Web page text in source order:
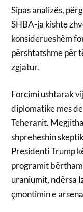
Sipas analizës,
SHBA-ja kishte
konsiderueshëm
përshtatshme për
zgjatur.
Forcimi ushtarak
diplomatike mes
Teheranit.
shpreheshin
Presidenti Trump
programit
uraniumit, ndërsa
çmontimin e